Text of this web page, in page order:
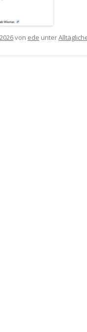
von ede unter